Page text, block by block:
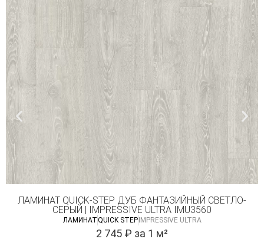
ЛАМИНАТ QUICK-STEP ДУБ ФАНТАЗИЙНЫЙ СВЕТЛО-
СЕРЫЙ | IMPRESSIVE ULTRA IMU3560
ЛАМИНАТQUICK STEPIMPRESSIVE ULTRA
2 745 ₽ за 1 м²